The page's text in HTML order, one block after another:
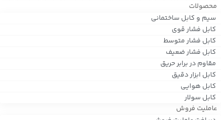
محصولات
سیم و کابل ساختمانی
کابل فشار قوی
کابل فشار متوسط
کابل فشار ضعیف
مقاوم در برابر حریق
کابل ابزار دقیق
کابل هوایی
کابل سولار
عاملیت فروش